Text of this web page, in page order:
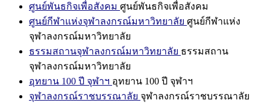
ศูนย์พันธกิจเพื่อสังคม ศูนย์พันธกิจเพื่อสังคม
ศูนย์กีฬาแห่งจุฬาลงกรณ์มหาวิทยาลัย ศูนย์กีฬาแห่ง
จุฬาลงกรณ์มหาวิทยาลัย
ธรรมสถานจุฬาลงกรณ์มหาวิทยาลัย ธรรมสถาน
จุฬาลงกรณ์มหาวิทยาลัย
อุทยาน 100 ปี จุฬาฯ อุทยาน 100 ปี จุฬาฯ
จุฬาลงกรณ์ราชบรรณาลัย จุฬาลงกรณ์ราชบรรณาลัย